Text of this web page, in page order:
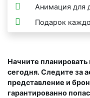
Анимация для
Подарок
Начните
сегодня. Следите за
представление и
гарантированно